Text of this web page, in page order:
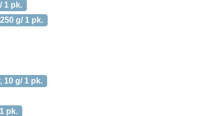
1 pk.
g/ 1 pk.
10 g/ 1 pk.
pk.